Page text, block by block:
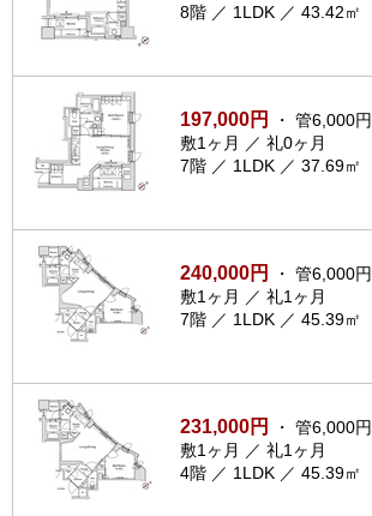
8階 ／ 1LDK ／ 43.42㎡
197,000円
・ 管6,000円
敷1ヶ月 ／ 礼0ヶ月
7階 ／ 1LDK ／ 37.69㎡
240,000円
・ 管6,000円
敷1ヶ月 ／ 礼1ヶ月
7階 ／ 1LDK ／ 45.39㎡
231,000円
・ 管6,000円
敷1ヶ月 ／ 礼1ヶ月
4階 ／ 1LDK ／ 45.39㎡